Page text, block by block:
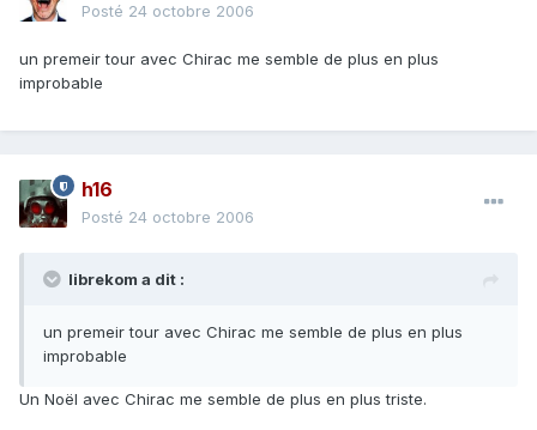
Posté 24 octobre 2006
un premeir tour avec Chirac me semble de plus en plus
improbable
h16
Posté 24 octobre 2006
librekom a dit :
un premeir tour avec Chirac me semble de plus en plus
improbable
Un Noël avec Chirac me semble de plus en plus triste.